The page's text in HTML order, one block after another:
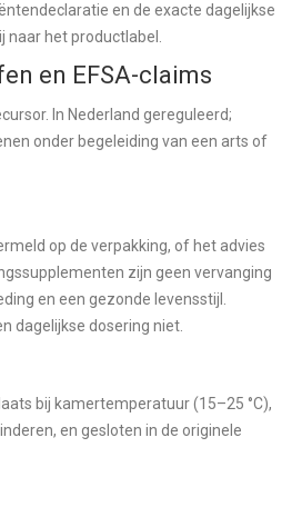
en de exacte dagelijkse
het productlabel.
en EFSA-claims
In Nederland gereguleerd;
onder begeleiding van een arts of
op de verpakking, of het advies
zijn geen vervanging
en een gezonde levensstijl.
dagelijkse dosering niet.
bij kamertemperatuur (15–25 °C),
en gesloten in de originele